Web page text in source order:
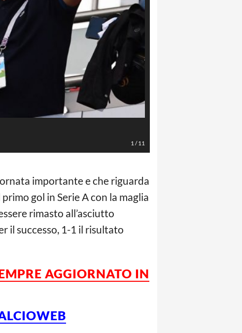
1/11
importante e che riguarda
gol in Serie A con la maglia
rimasto all’asciutto
il successo, 1-1 il risultato
AGGIORNATO IN